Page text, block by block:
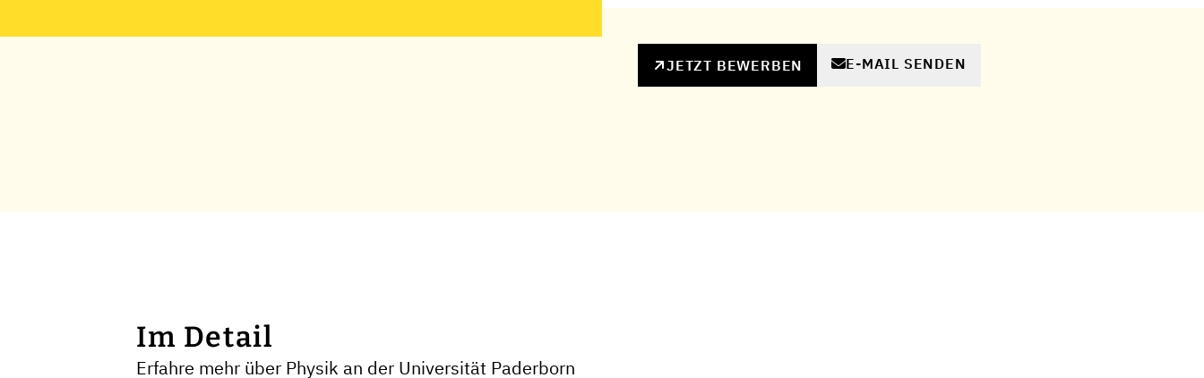
JETZT BEWERBEN E-MAIL SENDEN
Im Detail
Erfahre mehr über Physik an der Universität Paderborn